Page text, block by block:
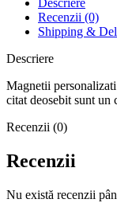
Descriere
Recenzii (0)
Shipping &
Descriere
Magnetii
citat deosebit sunt un
Recenzii (0)
Recenzii
Nu există recenzii